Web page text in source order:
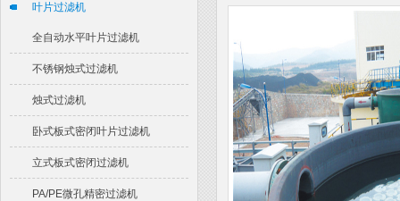
叶片过滤机
全自动水平叶片过滤机
不锈钢烛式过滤机
烛式过滤机
卧式板式密闭叶片过滤机
立式板式密闭过滤机
PA/PE微孔精密过滤机